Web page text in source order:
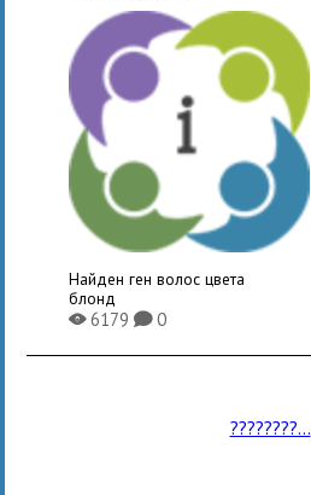
Найден ген волос цвета
блонд
X6179K0
????????...